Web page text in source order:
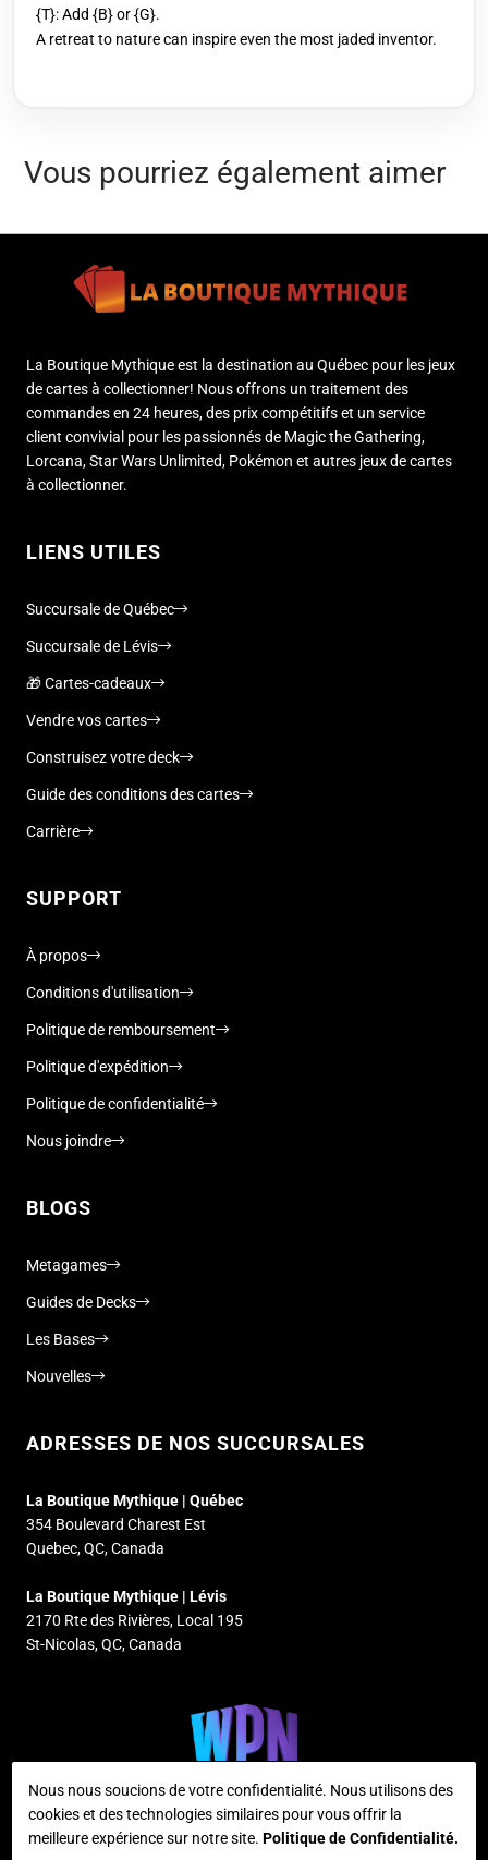
{T}: Add {B} or {G}.
A retreat to nature can inspire even the most jaded inventor.
Vous pourriez également aimer
La Boutique Mythique est la destination au Québec pour les jeux
de cartes à collectionner! Nous offrons un traitement des
commandes en 24 heures, des prix compétitifs et un service
client convivial pour les passionnés de Magic the Gathering,
Lorcana, Star Wars Unlimited, Pokémon et autres jeux de cartes
à collectionner.
LIENS UTILES
Succursale de Québec
Succursale de Lévis
🎁 Cartes-cadeaux
Vendre vos cartes
Construisez votre deck
Guide des conditions des cartes
Carrière
SUPPORT
À propos
Conditions d'utilisation
Politique de remboursement
Politique d'expédition
Politique de confidentialité
Nous joindre
BLOGS
Metagames
Guides de Decks
Les Bases
Nouvelles
ADRESSES DE NOS SUCCURSALES
La Boutique Mythique | Québec
354 Boulevard Charest Est
Quebec, QC, Canada
La Boutique Mythique | Lévis
2170 Rte des Rivières, Local 195
St-Nicolas, QC, Canada
Nous nous soucions de votre confidentialité. Nous utilisons des
cookies et des technologies similaires pour vous offrir la
meilleure expérience sur notre site. Politique de Confidentialité.